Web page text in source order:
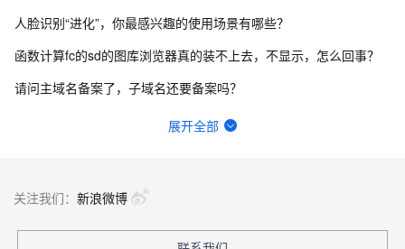
人脸识别“进化”，你最感兴趣的使用场景有哪些？
函数计算fc的sd的图库浏览器真的装不上去，不显示，怎么回事？
请问主域名备案了，子域名还要备案吗？
一键生成讲解视频，AI的理解和生成能力到底有多强？
函数计算一键部署ComfyUI绘画平台的优势有哪些？
展开全部
关注我们： 新浪微博